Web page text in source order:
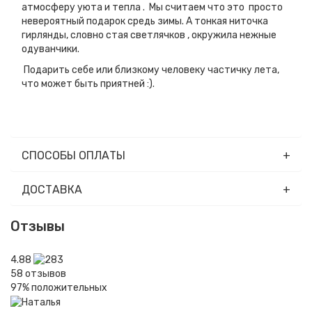
атмосферу уюта и тепла . Мы считаем что это просто
невероятный подарок средь зимы. А тонкая ниточка
гирлянды, словно стая светлячков , окружила нежные
одуванчики.
Подарить себе или близкому человеку частичку лета,
что может быть приятней :).
СПОСОБЫ ОПЛАТЫ
ДОСТАВКА
Отзывы
4.88
58 отзывов
97%положительных